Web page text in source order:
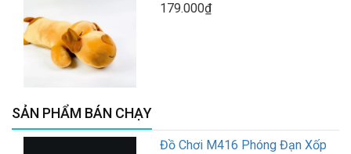
179.000₫
SẢN PHẨM BÁN CHẠY
Đồ Chơi M416 Phóng Đạn Xốp